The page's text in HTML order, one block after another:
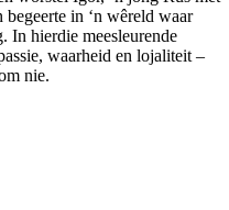
begeerte in ‘n wêreld waar
In hierdie meesleurende
waarheid en lojaliteit –
nie.